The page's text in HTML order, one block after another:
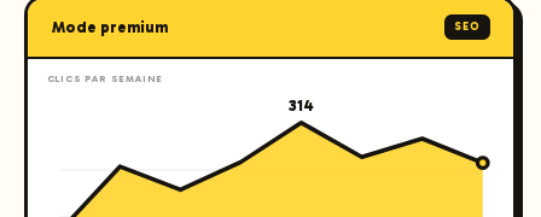
Mode premium SEO
CLICS PAR SEMAINE
314